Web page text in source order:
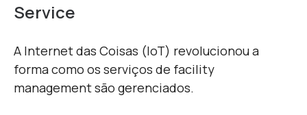
Service
A Internet das Coisas (IoT) revolucionou a
forma como os serviços de facility
management são gerenciados.